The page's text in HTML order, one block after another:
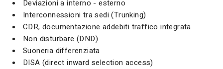
Deviazioni a interno - esterno
Interconnessioni tra sedi (Trunking)
CDR, documentazione addebiti traffico integrata
Non disturbare (DND)
Suoneria differenziata
DISA (direct inward selection access)